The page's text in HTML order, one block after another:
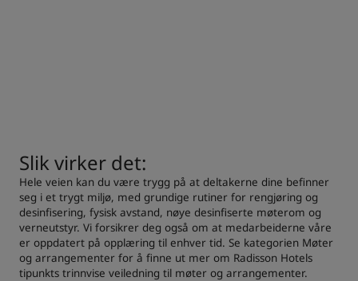
Slik virker det:
Hele veien kan du være trygg på at deltakerne dine befinner
seg i et trygt miljø, med grundige rutiner for rengjøring og
desinfisering, fysisk avstand, nøye desinfiserte møterom og
verneutstyr. Vi forsikrer deg også om at medarbeiderne våre
er oppdatert på opplæring til enhver tid. Se kategorien Møter
og arrangementer for å finne ut mer om Radisson Hotels
tipunkts trinnvise veiledning til møter og arrangementer.